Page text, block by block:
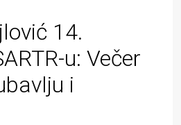
14.
u: Večer
i